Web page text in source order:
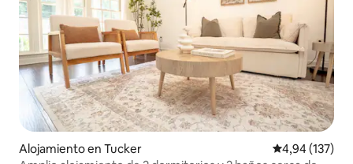
Alojamiento en Tucker Calificación
4,94 (137)